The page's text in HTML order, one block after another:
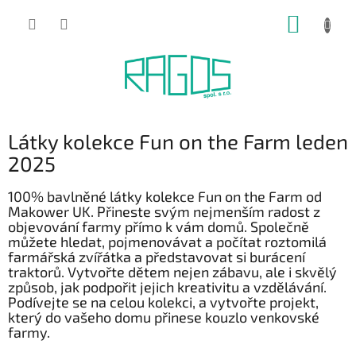
Látky kolekce Fun on the Farm leden
2025
100% bavlněné látky kolekce Fun on the Farm od
Makower UK. Přineste svým nejmenším radost z
objevování farmy přímo k vám domů. Společně
můžete hledat, pojmenovávat a počítat roztomilá
farmářská zvířátka a představovat si burácení
traktorů. Vytvořte dětem nejen zábavu, ale i skvělý
způsob, jak podpořit jejich kreativitu a vzdělávání.
Podívejte se na celou kolekci, a vytvořte projekt,
který do vašeho domu přinese kouzlo venkovské
farmy.